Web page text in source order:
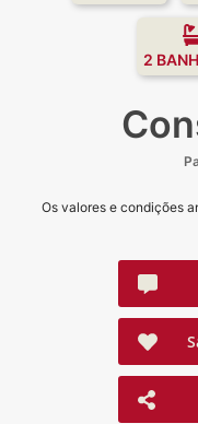
2
Os valores e condições